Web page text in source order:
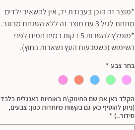
*מוצר זה הוכן בעבודת יד, אין להשאיר ילדים
מתחת לגיל 3 עם מוצר זה ללא השגחת מבוגר.
*מומלץ להשרות 5 דקות במים חמים לפני
השימוש (כשטבעות העץ נשארות בחוץ).
בחר צבע *
הקלד כאן את שם התינוק\ת באותיות באנגלית בלבד
(ניתן להוסיף כאן גם בקשות מיוחדות כגון: צבעים,
סידור..) *